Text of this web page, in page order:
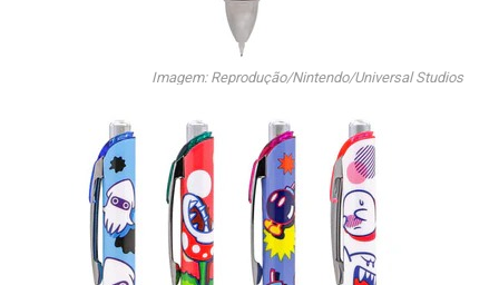
Imagem: Reprodução/Nintendo/Universal Studios